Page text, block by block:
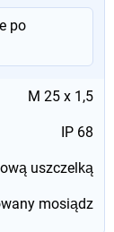
M 25 x 1,5
IP 68
uszczelką
mosiądz
po